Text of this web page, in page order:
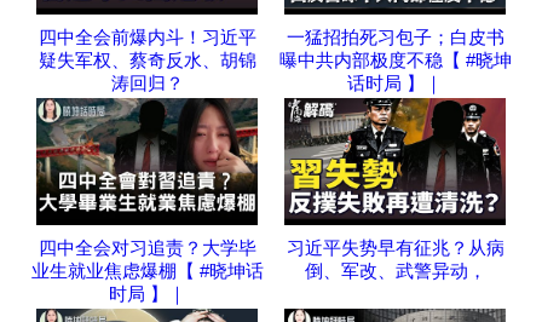
四中全会前爆内斗！习近平
疑失军权、蔡奇反水、胡锦
涛回归？
一猛招拍死习包子；白皮书
曝中共内部极度不稳【 #晓坤
话时局 】｜
四中全会对习追责？大学毕
业生就业焦虑爆棚【 #晓坤话
时局 】｜
习近平失势早有征兆？从病
倒、军改、武警异动，